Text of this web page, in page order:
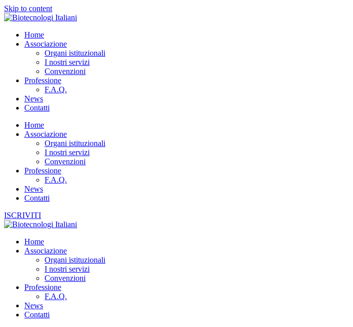
Skip to content
Home
Associazione
Organi istituzionali
I nostri servizi
Convenzioni
Professione
F.A.Q.
News
Contatti
Home
Associazione
Organi istituzionali
I nostri servizi
Convenzioni
Professione
F.A.Q.
News
Contatti
ISCRIVITI
Home
Associazione
Organi istituzionali
I nostri servizi
Convenzioni
Professione
F.A.Q.
News
Contatti